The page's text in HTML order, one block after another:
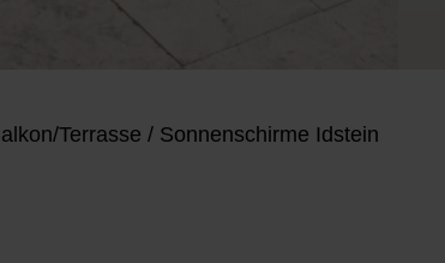
Terrasse / Sonnenschirme Idstein